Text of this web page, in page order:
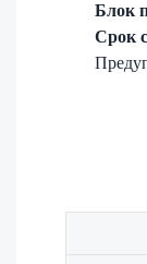
Блок
Срок